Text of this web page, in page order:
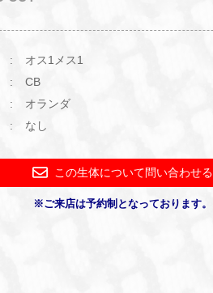
オス1メス1
CB
オランダ
なし
この生体について問い合わせる
※ご来店は予約制となっております。